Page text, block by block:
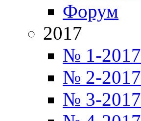
Форум
2017
№ 1-2017
№ 2-2017
№ 3-2017